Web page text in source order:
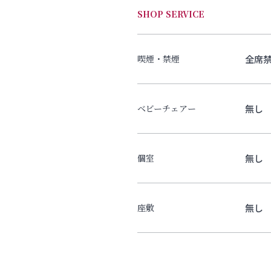
SHOP SERVICE
喫煙・禁煙 全席
ベビーチェアー 無し
個室 無し
座敷 無し